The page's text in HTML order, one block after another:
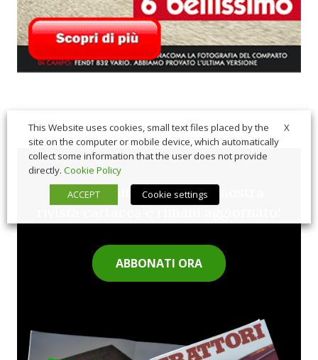
Sfoglia comodamente la nostra
rivista cartacea e rimani aggiornato!
ABBONATI ORA
X
This Website uses cookies, small text files placed by the
site on the computer or mobile device, which automatically
collect some information that the user does not provide
directly. Cookie Policy
ACCEPT
Cookie settings